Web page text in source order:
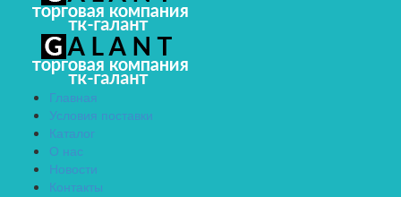
Главная
Условия поставки
Каталог
О нас
Новости
Контакты